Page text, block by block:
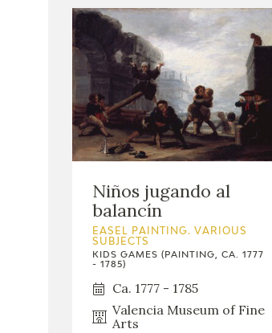
Niños jugando al
balancín
EASEL PAINTING. VARIOUS
SUBJECTS
KIDS GAMES (PAINTING, CA. 1777
- 1785)
Ca. 1777 - 1785
Valencia Museum of Fine
Arts